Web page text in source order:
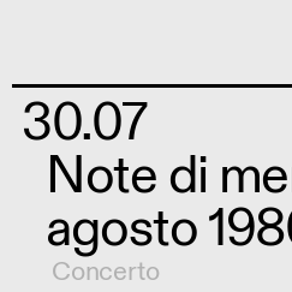
30.07
Note di
agosto
Concerto